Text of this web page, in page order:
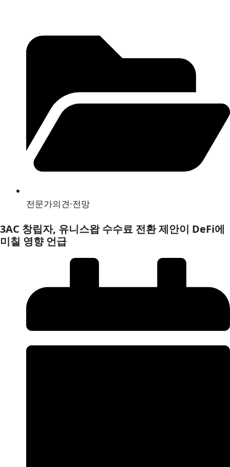
전문가의견·전망
3AC 창립자, 유니스왑 수수료 전환 제안이 DeFi에
미칠 영향 언급